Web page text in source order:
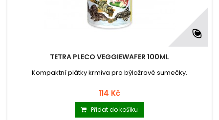
TETRA PLECO VEGGIEWAFER 100ML
Kompaktní plátky krmiva pro býložravé sumečky.
114 Kč
Přidat do košíku